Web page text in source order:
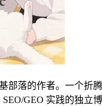
部落的作者。一个折
GEO 实践的独立